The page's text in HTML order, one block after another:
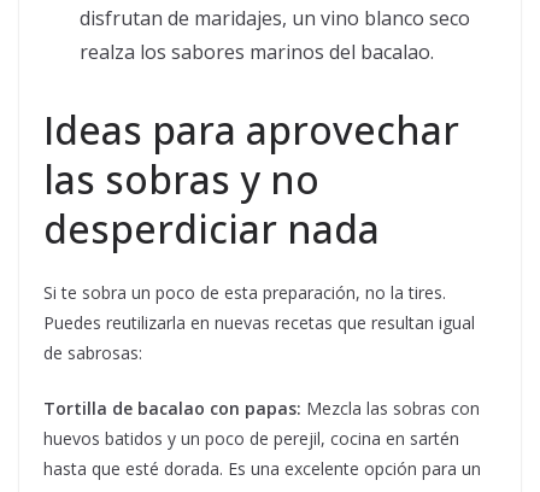
disfrutan de maridajes, un vino blanco seco
realza los sabores marinos del bacalao.
Ideas para aprovechar
las sobras y no
desperdiciar nada
Si te sobra un poco de esta preparación, no la tires.
Puedes reutilizarla en nuevas recetas que resultan igual
de sabrosas:
Tortilla de bacalao con papas: Mezcla las sobras con
huevos batidos y un poco de perejil, cocina en sartén
hasta que esté dorada. Es una excelente opción para un